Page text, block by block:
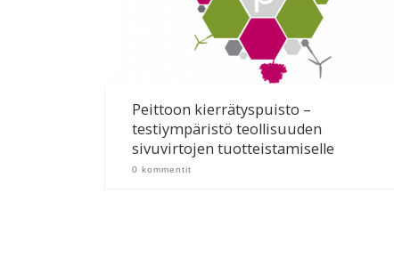
Peittoon kierrätyspuisto –
testiympäristö teollisuuden
sivuvirtojen tuotteistamiselle
0 kommentit